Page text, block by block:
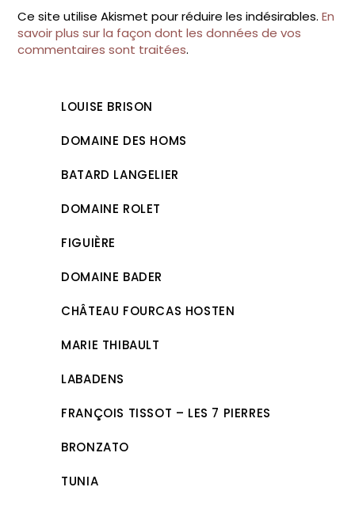
Ce site utilise Akismet pour réduire les indésirables.En
savoir plus sur la façon dont les données de vos
commentaires sont traitées.
LOUISE BRISON
DOMAINE DES HOMS
BATARD LANGELIER
DOMAINE ROLET
FIGUIÈRE
DOMAINE BADER
CHÂTEAU FOURCAS HOSTEN
MARIE THIBAULT
LABADENS
FRANÇOIS TISSOT – LES 7 PIERRES
BRONZATO
TUNIA